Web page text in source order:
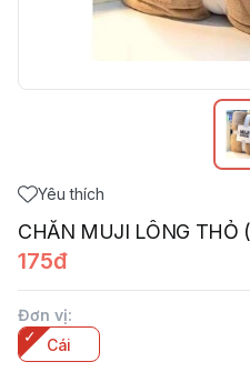
Yêu thích
CHĂN MUJI LÔNG THỎ
175đ
Đơn vị:
Cái